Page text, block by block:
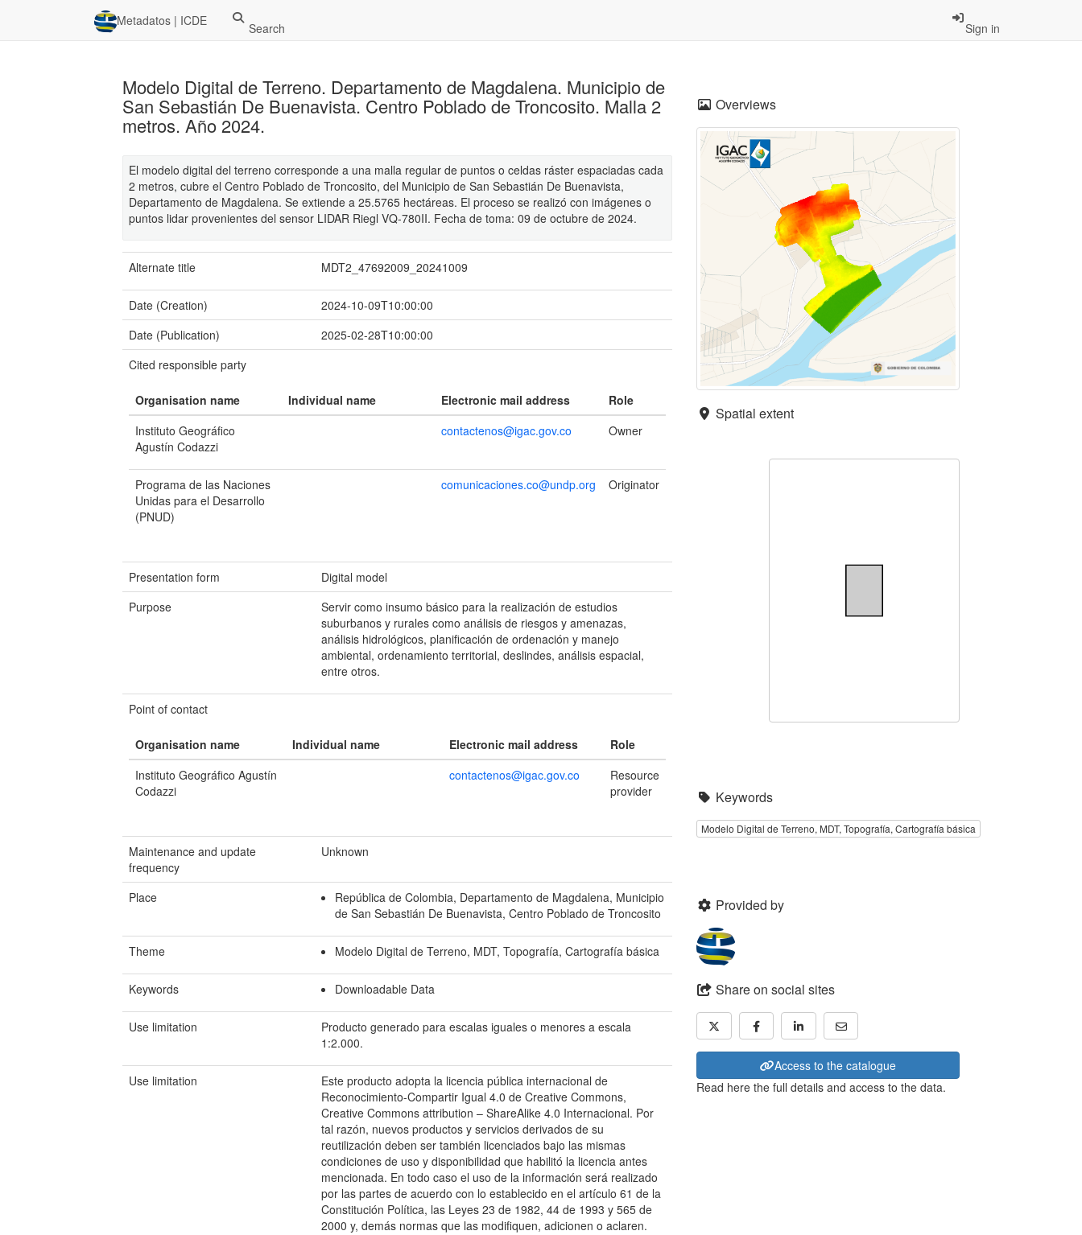
Metadatos | ICDE Search Sign in
Modelo Digital de Terreno. Departamento de Magdalena. Municipio de
San Sebastián De Buenavista. Centro Poblado de Troncosito. Malla 2
metros. Año 2024.
El modelo digital del terreno corresponde a una malla regular de puntos o celdas ráster espaciadas cada
2 metros, cubre el Centro Poblado de Troncosito, del Municipio de San Sebastián De Buenavista,
Departamento de Magdalena. Se extiende a 25.5765 hectáreas. El proceso se realizó con imágenes o
puntos lidar provenientes del sensor LIDAR Riegl VQ-780II. Fecha de toma: 09 de octubre de 2024.
Alternate title MDT2_47692009_20241009
Date (Creation)
2024-10-09T10:00:00
Date (Publication)
2025-02-28T10:00:00
Cited responsible party
Organisation name Individual name Electronic mail address
Role
Instituto Geográfico
Agustín Codazzi
contactenos@igac.gov.co Owner
Programa de las Naciones
Unidas para el Desarrollo
(PNUD)
comunicaciones.co@undp.org Originator
Presentation form
Digital model
Purpose
Servir como insumo básico para la realización de estudios
suburbanos y rurales como análisis de riesgos y amenazas,
análisis hidrológicos, planificación de ordenación y manejo
ambiental, ordenamiento territorial, deslindes, análisis espacial,
entre otros.
Point of contact
Organisation name Individual name Electronic mail address
Role
Instituto Geográfico Agustín
Codazzi
contactenos@igac.gov.co
Resource
provider
Maintenance and update
frequency
Unknown
Place
República de Colombia, Departamento de Magdalena, Municipio
de San Sebastián De Buenavista, Centro Poblado de Troncosito
Theme Modelo Digital de Terreno, MDT, Topografía, Cartografía básica
Keywords Downloadable Data
Use limitation
Producto generado para escalas iguales o menores a escala
1:2.000.
Use limitation
Este producto adopta la licencia pública internacional de
Reconocimiento-Compartir Igual 4.0 de Creative Commons,
Creative Commons attribution – ShareAlike 4.0 Internacional. Por
tal razón, nuevos productos y servicios derivados de su
reutilización deben ser también licenciados bajo las mismas
condiciones de uso y disponibilidad que habilitó la licencia antes
mencionada. En todo caso el uso de la información será realizado
por las partes de acuerdo con lo establecido en el artículo 61 de la
Constitución Política, las Leyes 23 de 1982, 44 de 1993 y 565 de
2000 y, demás normas que las modifiquen, adicionen o aclaren.
Overviews
Spatial extent
Keywords
Modelo Digital de Terreno, MDT, Topografía, Cartografía básica
Provided by
Share on social sites
Access to the catalogue
Read here the full details and access to the data.